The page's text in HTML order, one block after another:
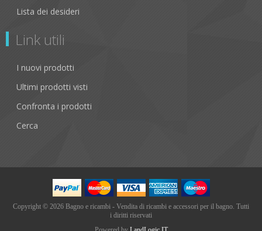
Lista dei desideri
Link utili
I nuovi prodotti
Ultimi prodotti visti
Confronta i prodotti
Cerca
Copyright © 2026 Bagno e ricambi - Vendita di ricambi e accessori per il bagno. Tutti
i diritti riservati